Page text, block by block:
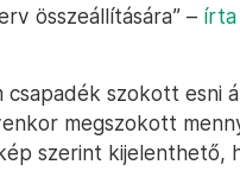
összeállítására” – írta
csapadék szokott esni
megszokott
szerint kijelenthető,